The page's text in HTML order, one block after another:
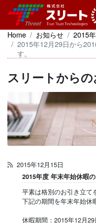
Home お知らせ
2015年
2015年12月29日から
す。
スリートから
2015年12月15日
2015年度 年末年始休暇
平素は格別のお引き立て
下記の期間を年末年始休
休暇期間：2015年12月